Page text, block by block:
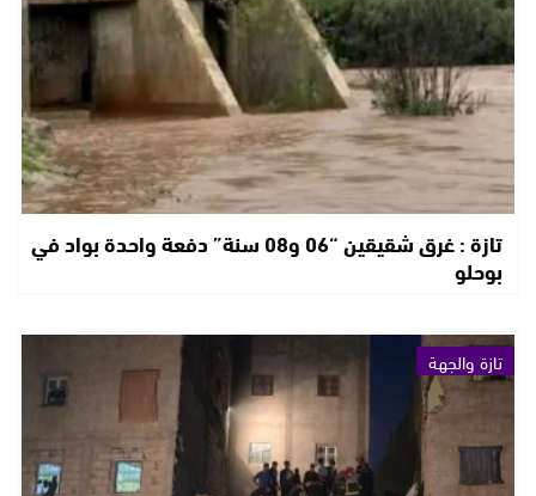
تازة : غرق شقيقين “06 و08 سنة” دفعة واحدة بواد في
بوحلو
تازة والجهة